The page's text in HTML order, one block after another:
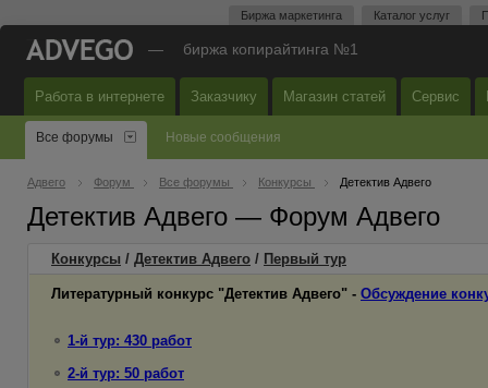
Биржа маркетинга Каталог услуг
— биржа копирайтинга №1
Работа в интернете Заказчику Магазин статей Сервис
Все форумы Новые сообщения
Адвего Форум Все форумы Конкурсы Детектив Адвего
Детектив Адвего — Форум Адвего
Конкурсы / Детектив Адвего / Первый тур
Литературный конкурс "Детектив Адвего" - Обсуждение
1-й тур: 430 работ
2-й тур: 50 работ